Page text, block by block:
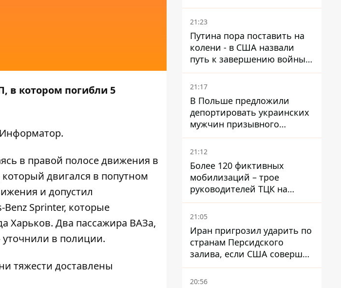
в котором погибли 5
Информатор.
в правой полосе движения в
двигался в попутном
и допустил
Sprinter, которые
Харьков. Два пассажира ВАЗа,
в полиции.
тяжести доставлены
призвал Конгресс привлечь
РФ к ответственности за
21:23
Путина пора поставить на
колени - в США назвали
путь к завершению войны -
National Security Journal
21:17
В Польше предложили
депортировать украинских
мужчин призывного
возраста - кого это может
затронуть
21:12
Более 120 фиктивных
мобилизаций – трое
руководителей ТЦК на
Волыни и Буковине
получили подозрения за
21:05
Иран пригрозил ударить по
странам Персидского
залива, если США совершат
хотя бы одну атаку - Reuters
20:56